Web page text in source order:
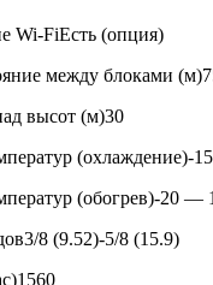
Wi-FiЕсть (опция)
между блоками (м)
высот (м)30
(охлаждение)-
(обогрев)-20 —
3/8 (9.52)-5/8 (15.9)
1560